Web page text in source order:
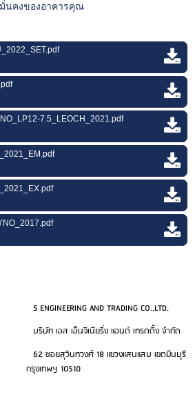
นคงของอาคารคุณ
7.5_LEOCH_2021.pdf
S ENGINEERING AND TRADING CO.,LTD.
บริษัท เอส เอ็นจิเนียริ่ง แอนด์ เทรดดิ้ง จำกัด
62 ซอยสุวินทวงศ์ 18 แขวงแสนแสบ เขตมีนบุรี
กรุงเทพฯ 10510